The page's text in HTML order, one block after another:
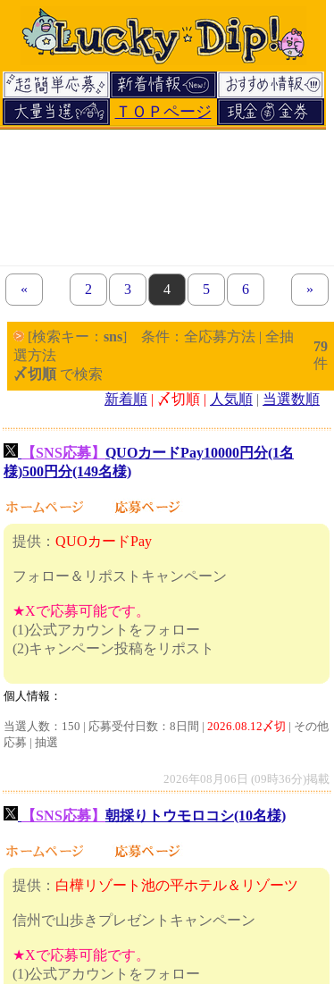
ＴＯＰページ
« previous set of pages
page
2 page
3 page
4 page
5 page
6 next
»
[検索キー： sns] 条件：全応募方法 | 全抽
選方法
〆切順 で検索
79
件
新着順 | 〆切順 | 人気順 | 当選数順
【SNS応募】 QUOカードPay10000円分(1名
様)500円分(149名様)
提供： QUOカードPay
フォロー＆リポストキャンペーン
★Xで応募可能です。
(1)公式アカウントをフォロー
(2)キャンペーン投稿をリポスト
個人情報：
当選人数：150 | 応募受付日数：8日間 | 2026.08.12〆切 | その他
応募 | 抽選
2026年08月06日 (09時36分)掲載
【SNS応募】 朝採りトウモロコシ(10名様)
提供： 白樺リゾート池の平ホテル＆リゾーツ
信州で山歩きプレゼントキャンペーン
★Xで応募可能です。
(1)公式アカウントをフォロー